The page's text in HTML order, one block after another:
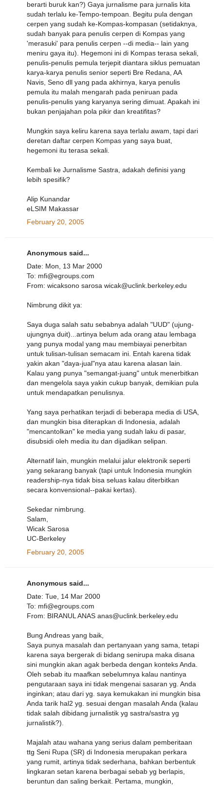
berarti buruk kan?) Gaya jurnalisme para jurnalis kita
sudah terlalu ke-Tempo-tempoan. Begitu pula dengan
cerpen yang sudah ke-Kompas-kompasan (setidaknya,
sudah banyak para penulis cerpen di Kompas yang
'merasuki' para penulis cerpen --di media-- lain yang
meniru gaya itu). Hegemoni ini di Kompas terasa sekali,
penulis-penulis pemula terjepit diantara siklus pemuatan
karya-karya penulis senior seperti Bre Redana, AA
Navis, Seno dll yang pada akhirnya, karya penulis
pemula itu malah mengarah pada peniruan pada
penulis-penulis yang karyanya sering dimuat. Apakah ini
bukan penjajahan pola pikir dan kreatifitas?
Mungkin saya keliru karena saya terlalu awam, tapi dari
deretan daftar cerpen Kompas yang saya buat,
hegemoni itu terasa sekali.
Kembali ke Jurnalisme Sastra, adakah definisi yang
lebih spesifik?
Alip Kunandar
eLSIM Makassar
February 20, 2005
Anonymous said...
Date: Mon, 13 Mar 2000
To: mfi@egroups.com
From: wicaksono sarosa wicak@uclink.berkeley.edu
Nimbrung dikit ya:
Saya duga salah satu sebabnya adalah "UUD" (ujung-
ujungnya duit)...artinya belum ada orang atau lembaga
yang punya modal yang mau membiayai penerbitan
untuk tulisan-tulisan semacam ini. Entah karena tidak
yakin akan "daya-jual"nya atau karena alasan lain.
Kalau yang punya "semangat-juang" untuk menerbitkan
dan mengelola saya yakin cukup banyak, demikian pula
untuk mendapatkan penulisnya.
Yang saya perhatikan terjadi di beberapa media di USA,
dan mungkin bisa diterapkan di Indonesia, adalah
"mencantolkan" ke media yang sudah laku di pasar,
disubsidi oleh media itu dan dijadikan selipan.
Alternatif lain, mungkin melalui jalur elektronik seperti
yang sekarang banyak (tapi untuk Indonesia mungkin
readership-nya tidak bisa seluas kalau diterbitkan
secara konvensional--pakai kertas).
Sekedar nimbrung.
Salam,
Wicak Sarosa
UC-Berkeley
February 20, 2005
Anonymous said...
Date: Tue, 14 Mar 2000
To: mfi@egroups.com
From: BIRANUL ANAS anas@uclink.berkeley.edu
Bung Andreas yang baik,
Saya punya masalah dan pertanyaan yang sama, tetapi
karena saya bergerak di bidang senirupa maka disana
sini mungkin akan agak berbeda dengan konteks Anda.
Oleh sebab itu maafkan sebelumnya kalau nantinya
pengutaraan saya ini tidak mengenai sasaran yg. Anda
inginkan; atau dari yg. saya kemukakan ini mungkin bisa
Anda tarik hal2 yg. sesuai dengan masalah Anda (kalau
tidak salah dibidang jurnalistik yg sastra/sastra yg
jurnalistik?).
Majalah atau wahana yang serius dalam pemberitaan
ttg Seni Rupa (SR) di Indonesia merupakan perkara
yang rumit, artinya tidak sederhana, bahkan berbentuk
lingkaran setan karena berbagai sebab yg berlapis,
beruntun dan saling berkait. Pertama, mungkin,